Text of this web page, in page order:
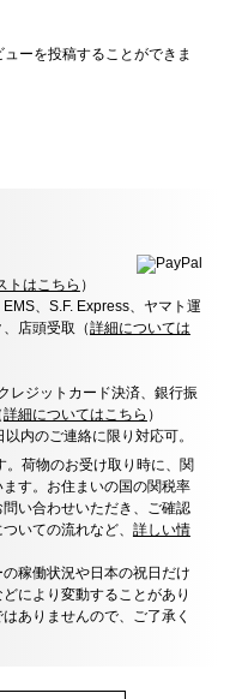
ーを投稿することができま
トはこちら ）
、S.F. Express、ヤマト運
店頭受取（詳細については
レジットカード決済、銀行振
詳細についてはこちら ）
内のご連絡に限り対応可。
荷物のお受け取り時に、関
す。お住まいの国の関税率
い合わせいただき、ご確認
いての流れなど、 詳しい情
稼働状況や日本の祝日だけ
により変動することがあり
ありませんので、ご了承く